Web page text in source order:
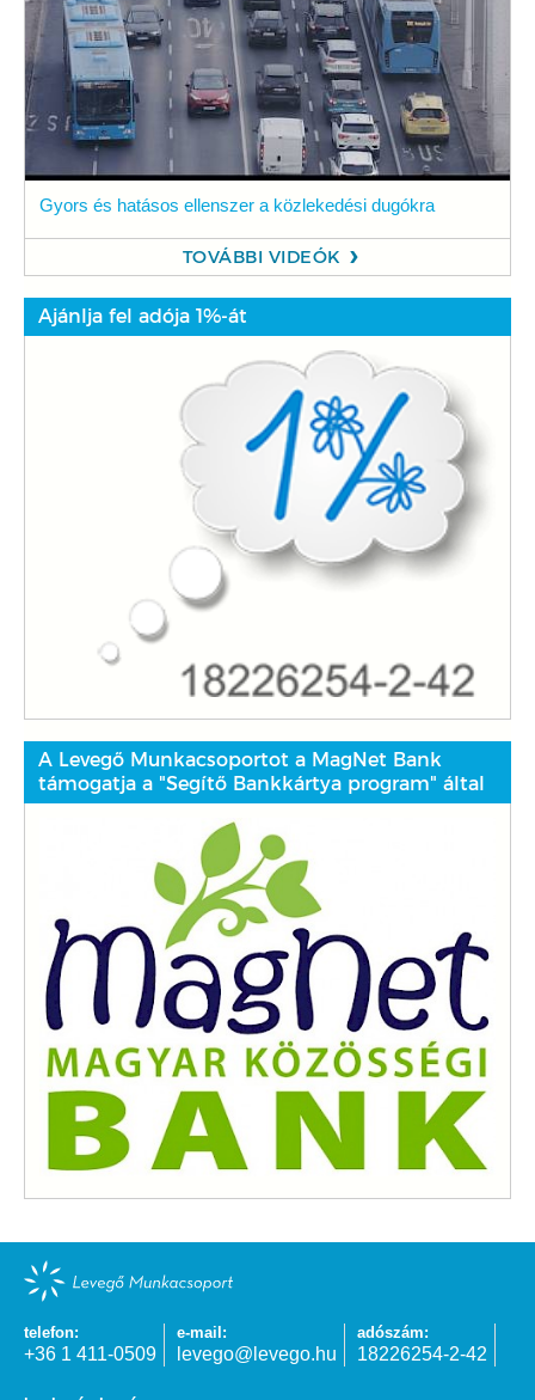
Gyors és hatásos ellenszer a közlekedési dugókra
TOVÁBBI VIDEÓK
Ajánlja fel adója 1%-át
A Levegő Munkacsoportot a MagNet Bank
támogatja a "Segítő Bankkártya program" által
telefon:
+36 1 411-0509
e-mail:
levego@levego.hu
adószám:
18226254-2-42